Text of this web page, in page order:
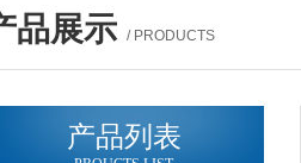
品展示 / PRODUCTS
产品列表